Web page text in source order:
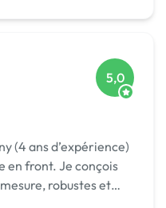
5,0
(4 ans d’expérience)
en front. Je conçois
robustes et